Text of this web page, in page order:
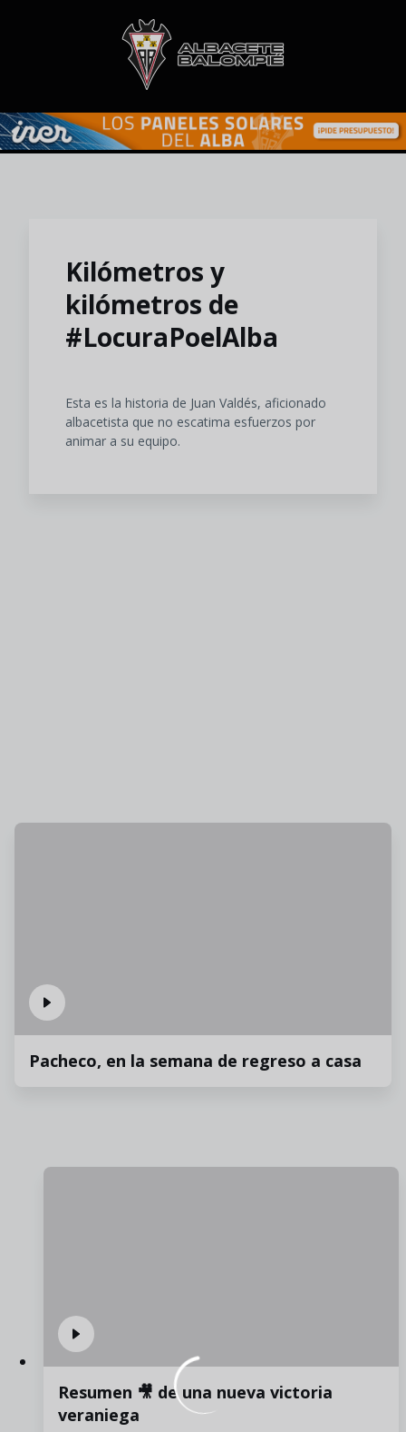
Skip to main content
Kilómetros y
kilómetros de
#LocuraPoelAlba
Esta es la historia de Juan Valdés, aficionado
albacetista que no escatima esfuerzos por
animar a su equipo.
Pacheco, en la semana de regreso a casa
Resumen 🎥 de una nueva victoria
veraniega